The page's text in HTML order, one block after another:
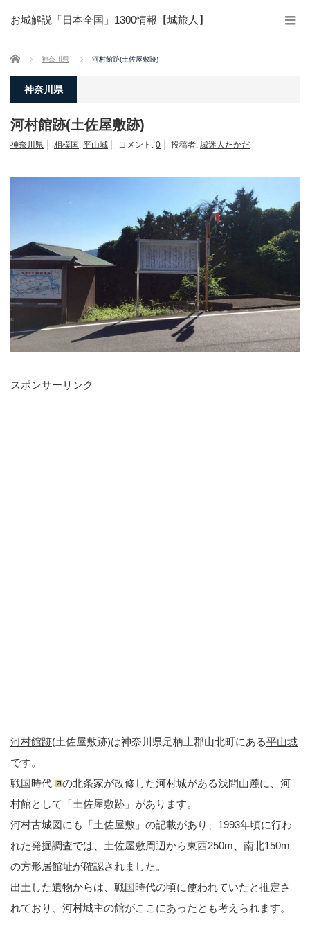
お城解説「日本全国」1300情報【城旅人】
ホーム 神奈川県 河村館跡(土佐屋敷跡)
神奈川県
河村館跡(土佐屋敷跡)
神奈川県 相模国 , 平山城 コメント: 0 投稿者: 城迷人たかだ
スポンサーリンク
河村館跡(土佐屋敷跡)は神奈川県足柄上郡山北町にある平山城
です。
戦国時代
の北条家が改修した河村城がある浅間山麓に、河
村館として「土佐屋敷跡」があります。
河村古城図にも「土佐屋敷」の記載があり、1993年頃に行わ
れた発掘調査では、土佐屋敷周辺から東西250m、南北150m
の方形居館址が確認されました。
出土した遺物からは、戦国時代の頃に使われていたと推定さ
れており、河村城主の館がここにあったとも考えられます。